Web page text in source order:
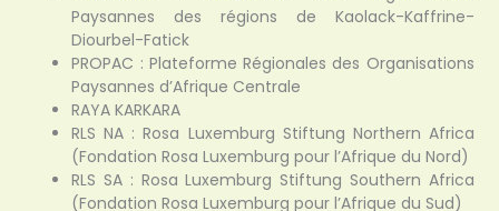
Paysannes des régions de Kaolack-Kaffrine-
Diourbel-Fatick
PROPAC : Plateforme Régionales des Organisations
Paysannes d’Afrique Centrale
RAYA KARKARA
RLS NA : Rosa Luxemburg Stiftung Northern Africa
(Fondation Rosa Luxemburg pour l’Afrique du Nord)
RLS SA : Rosa Luxemburg Stiftung Southern Africa
(Fondation Rosa Luxemburg pour l’Afrique du Sud)